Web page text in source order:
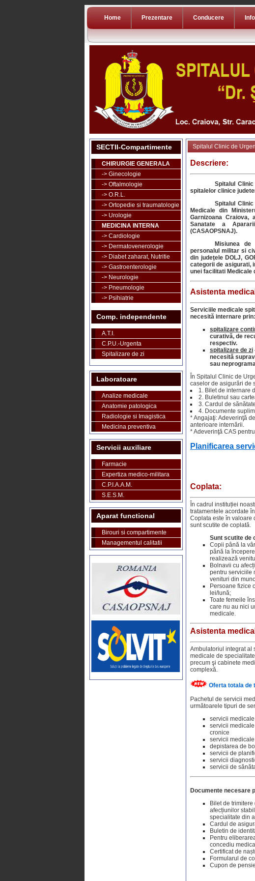
Home Prezentare Conducere
SECTII-Compartimente
CHIRURGIE GENERALA
-> Ginecologie
-> Oftalmologie
-> O.R.L.
-> Ortopedie si traumatologie
-> Urologie
MEDICINA INTERNA
-> Cardiologie
-> Dermatovenerologie
-> Diabet zaharat, Nutritie
-> Gastroenterologie
-> Neurologie
-> Pneumologie
-> Psihiatrie
Comp. independente
A.T.I.
C.P.U.-Urgenta
Spitalizare de zi
Laboratoare
Analize medicale
Anatomie patologica
Radiologie si Imagistica
Medicina preventiva
Servicii auxiliare
Farmacie
Expertiza medico-militara
C.P.I.A.A.M.
S.E.S.M.
Aparat functional
Birouri si compartimente
Managementul calitatii
Spitalul Clinic de
Descriere:
Spitalul
spitalelor clinice
Spitalul
Medicale din
Garnizoana
Sanatate a
(CASAOPSNAJ).
Misiunea
personalul militar si
din judeţele DOLJ,
categorii de asigurati,
unei facilitati Medicale
Asistenta
Serviciile medicale
necesită internare prin:
spitalizare
curativă, de
respectiv.
spitalizare de zi
necesită
sau
În Spitalul Clinic de
caselor de asigurări de
1. Bilet de internare
2. Buletinul sau
3. Cardul de
4. Documente
* Angajaţi: Adeverinţă
anterioare internării.
* Adeverinţă CAS
Planificarea
Coplata:
În cadrul instituției
tratamentele acordate
Coplata este în valoare
sunt scutite de coplată.
Sunt scutite de
Copii până la
până la
realizează
Bolnavii cu
pentru serviciile
venituri din
Persoane fizice
lei/lună;
Toate femeile
care nu au nici
medicale.
Asistenta
Ambulatoriul integrat al
medicale de
precum şi cabinete
complexă.
Oferta totala de
Pachetul de servicii
următoarele tipuri de
servicii
servicii
cronice
servicii
depistarea de
servicii de
servicii
servicii de
Documente necesare
Bilet de
afecțiunilor
specialitate din
Cardul de
Buletin de
Pentru
concediu
Certificat de
Formularul de
Cupon de